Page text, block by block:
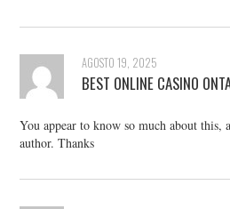
AGOSTO 19, 2025
BEST ONLINE CASINO
You appear to know so much about this,
author. Thanks